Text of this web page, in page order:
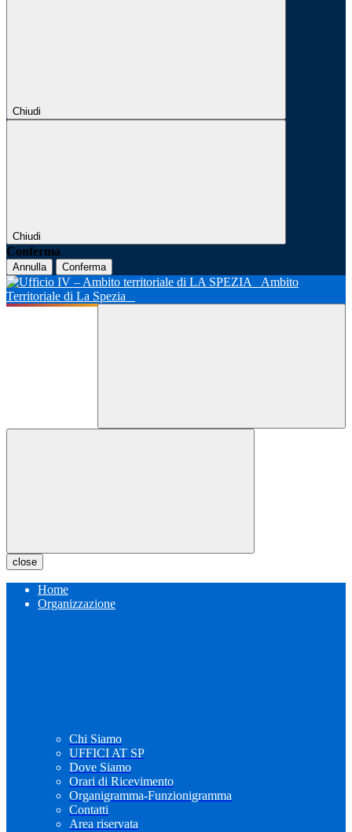
Chiudi
Chiudi
Conferma
Annulla Conferma
Ambito
Territoriale di La Spezia
close
Home
Organizzazione
Chi Siamo
UFFICI AT SP
Dove Siamo
Orari di Ricevimento
Organigramma-Funzionigramma
Contatti
Area riservata